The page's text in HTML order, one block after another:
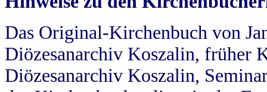
Das Original-Kirchenbuch von
Diözesanarchiv Koszalin, früher
Diözesanarchiv Koszalin,